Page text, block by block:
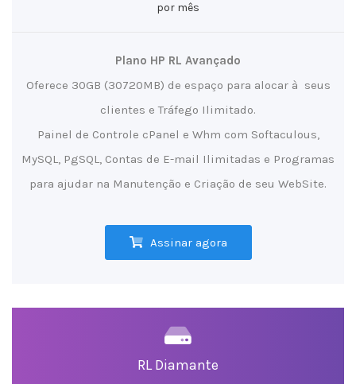
por mês
Plano HP RL Avançado
Oferece 30GB (30720MB) de espaço para alocar à seus
clientes e Tráfego Ilimitado.
Painel de Controle cPanel e Whm com Softaculous,
MySQL, PgSQL, Contas de E-mail Ilimitadas e Programas
para ajudar na Manutenção e Criação de seu WebSite.
Assinar agora
RL Diamante